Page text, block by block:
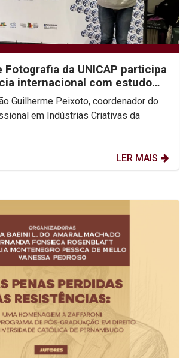
Fotografia da UNICAP participa
internacional com estudo
Guilherme Peixoto, coordenador do
em Indústrias Criativas da
LER MAIS